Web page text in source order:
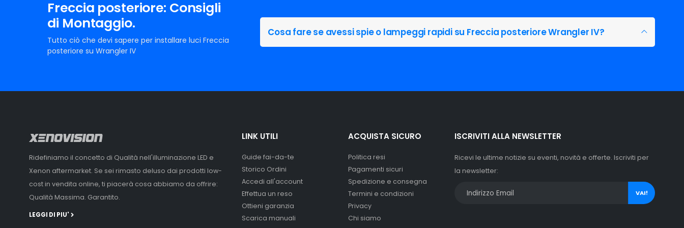
Freccia posteriore: Consigli
di Montaggio.
Tutto ciò che devi sapere per installare luci Freccia
posteriore su Wrangler IV
Cosa fare se avessi spie o lampeggi rapidi su Freccia posteriore Wrangler IV?
Ridefiniamo il concetto di Qualità nell'illuminazione LED e
Xenon aftermarket. Se sei rimasto deluso dai prodotti low-
cost in vendita online, ti piacerà cosa abbiamo da offrire:
Qualità Massima. Garantito.
LEGGI DI PIU'
LINK UTILI
Guide fai-da-te
Storico Ordini
Accedi all'account
Effettua un reso
Ottieni garanzia
Scarica manuali
ACQUISTA SICURO
Politica resi
Pagamenti sicuri
Spedizione e consegna
Termini e condizioni
Privacy
Chi siamo
ISCRIVITI ALLA NEWSLETTER
Ricevi le ultime notizie su eventi, novità e offerte. Iscriviti per
la newsletter:
VAI!